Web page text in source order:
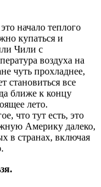
начало теплого
купаться и
Чили с
воздуха на
чуть прохладнее,
становиться все
ближе к концу
лето.
что тут есть, это
Америку далеко,
в странах, включая